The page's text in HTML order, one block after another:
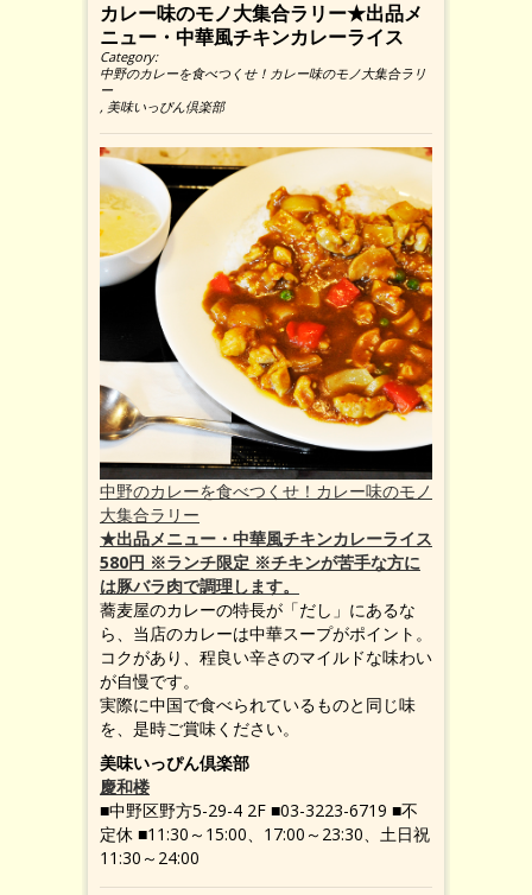
カレー味のモノ大集合ラリー★出品メ
ニュー・中華風チキンカレーライス
Category:
中野のカレーを食べつくせ！カレー味のモノ大集合ラリ
ー
, 美味いっぴん倶楽部
中野のカレーを食べつくせ！カレー味のモノ
大集合ラリー
★出品メニュー・中華風チキンカレーライス
580円 ※ランチ限定 ※チキンが苦手な方に
は豚バラ肉で調理します。
蕎麦屋のカレーの特長が「だし」にあるな
ら、当店のカレーは中華スープがポイント。
コクがあり、程良い辛さのマイルドな味わい
が自慢です。
実際に中国で食べられているものと同じ味
を、是時ご賞味ください。
美味いっぴん倶楽部
慶和楼
■中野区野方5-29-4 2F ■03-3223-6719 ■不
定休 ■11:30～15:00、17:00～23:30、土日祝
11:30～24:00